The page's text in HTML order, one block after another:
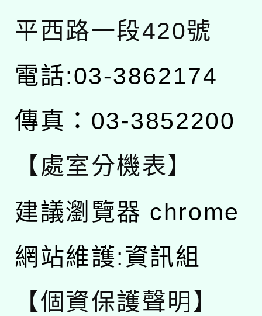
平西路一段420號
電話:03-3862174
傳真：03-3852200
【處室分機表】
建議瀏覽器 chrome
網站維護:資訊組
【個資保護聲明】